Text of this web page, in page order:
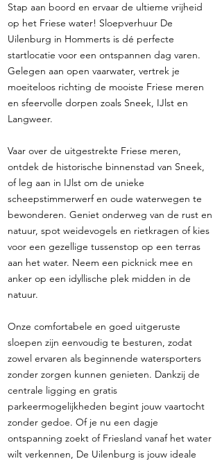
Stap aan boord en ervaar de ultieme vrijheid
op het Friese water! Sloepverhuur De
Uilenburg in Hommerts is dé perfecte
startlocatie voor een ontspannen dag varen.
Gelegen aan open vaarwater, vertrek je
moeiteloos richting de mooiste Friese meren
en sfeervolle dorpen zoals Sneek, IJlst en
Langweer.
Vaar over de uitgestrekte Friese meren,
ontdek de historische binnenstad van Sneek,
of leg aan in IJlst om de unieke
scheepstimmerwerf en oude waterwegen te
bewonderen. Geniet onderweg van de rust en
natuur, spot weidevogels en rietkragen of kies
voor een gezellige tussenstop op een terras
aan het water. Neem een picknick mee en
anker op een idyllische plek midden in de
natuur.
Onze comfortabele en goed uitgeruste
sloepen zijn eenvoudig te besturen, zodat
zowel ervaren als beginnende watersporters
zonder zorgen kunnen genieten. Dankzij de
centrale ligging en gratis
parkeermogelijkheden begint jouw vaartocht
zonder gedoe. Of je nu een dagje
ontspanning zoekt of Friesland vanaf het water
wilt verkennen, De Uilenburg is jouw ideale